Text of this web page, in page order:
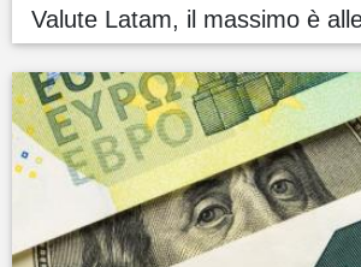
Valute Latam, il massimo è